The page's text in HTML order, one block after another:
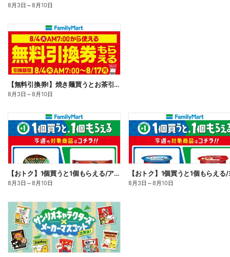
8月3日 ～8月10日
【無料引換券!】焼き麺買うとお茶引換券貰える!
8月3日 ～8月10日
【おトク】1個買うと1個もらえる/アイス
8月3日 ～8月10日 8月3日 ～8月10日